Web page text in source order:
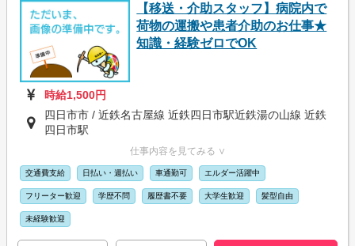
【移送・介助スタッフ】病院内で
荷物の運搬や患者介助のお仕事★
知識・経験ゼロでOK
時給1,500円
四日市市 / 近鉄名古屋線 近鉄四日市駅近鉄湯の山線 近鉄
四日市駅
仕事内容を見てみる ∨
交通費支給 日払い・週払い 車通勤可 エルダー活躍中
フリーター歓迎 学歴不問 履歴書不要 大学生歓迎 髪型自由
未経験歓迎